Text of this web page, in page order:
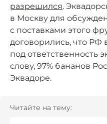
разрешился.
в Москву для
с поставками этого
договорились, что РФ
под ответственность
слову, 97% бананов
Эквадоре.
Читайте на тему: